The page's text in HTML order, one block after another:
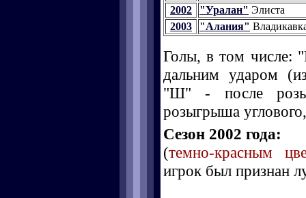
2002
"Уралан" Элиста
2003
"Алания"
Голы, в том числе:
дальним ударом
"Ш" - после
розыгрыша
Сезон 2002 года:
(темно-красным
игрок был признан